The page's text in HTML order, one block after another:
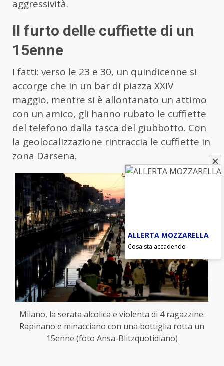
aggressività.
Il furto delle cuffiette di un
15enne
I fatti: verso le 23 e 30, un quindicenne si
accorge che in un bar di piazza XXIV
maggio, mentre si è allontanato un attimo
con un amico, gli hanno rubato le cuffiette
del telefono dalla tasca del giubbotto. Con
la geolocalizzazione rintraccia le cuffiette in
zona Darsena.
Milano, la serata alcolica e violenta di 4 ragazzine.
Rapinano e minacciano con una bottiglia rotta un
15enne (foto Ansa-Blitzquotidiano)
ALLERTA MOZZARELLA
Cosa sta accadendo